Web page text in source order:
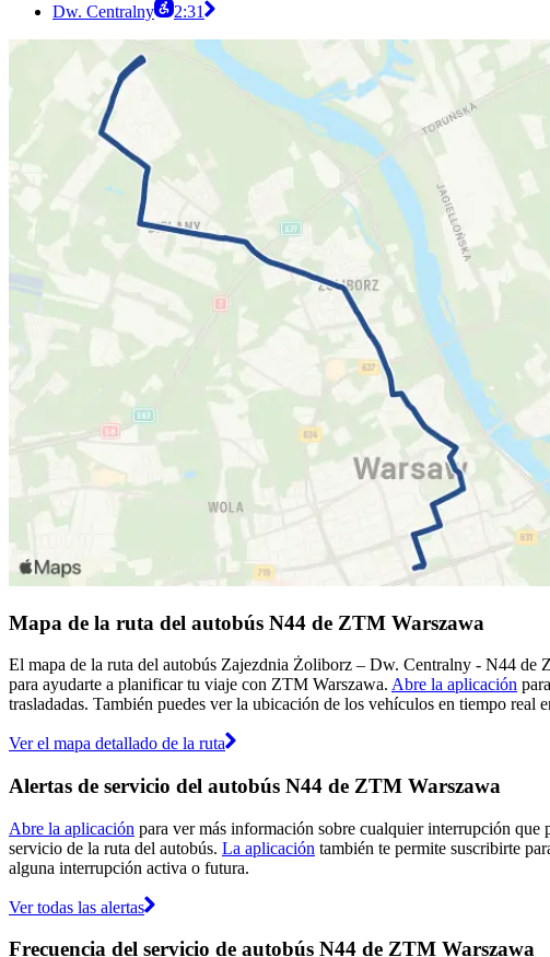
Dw. Centralny
2:31
Mapa de la ruta del autobús N44 de ZTM Warszawa
El mapa de la ruta del autobús Zajezdnia Żoliborz – Dw. Centralny - N44 de
para ayudarte a planificar tu viaje con ZTM Warszawa. Abre la aplicación
trasladadas. También puedes ver la ubicación de los vehículos en tiempo real
Ver el mapa detallado de la ruta
Alertas de servicio del autobús N44 de ZTM Warszawa
Abre la aplicación para ver más información sobre cualquier interrupción que
servicio de la ruta del autobús. La aplicación también te permite suscribirte
alguna interrupción activa o futura.
Ver todas las alertas
Frecuencia del servicio de autobús N44 de ZTM Warszawa